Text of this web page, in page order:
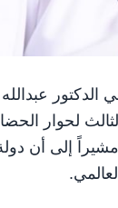
أكد معالي
مشيراً إلى أن